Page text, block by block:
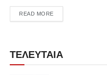
READ MOREDETAILS
ΤΕΛΕΥΤΑΙΑ